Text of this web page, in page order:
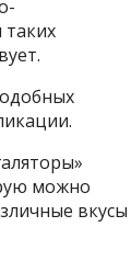
можно
вкусы